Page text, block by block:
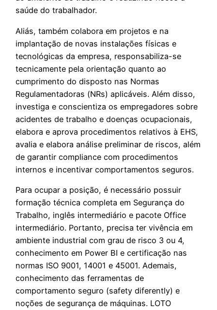
saúde do trabalhador.
Aliás, também colabora em projetos e na
implantação de novas instalações físicas e
tecnológicas da empresa, responsabiliza-se
tecnicamente pela orientação quanto ao
cumprimento do disposto nas Normas
Regulamentadoras (NRs) aplicáveis. Além disso,
investiga e conscientiza os empregadores sobre
acidentes de trabalho e doenças ocupacionais,
elabora e aprova procedimentos relativos à EHS,
avalia e elabora análise preliminar de riscos, além
de garantir compliance com procedimentos
internos e incentivar comportamentos seguros.
Para ocupar a posição, é necessário possuir
formação técnica completa em Segurança do
Trabalho, inglês intermediário e pacote Office
intermediário. Portanto, precisa ter vivência em
ambiente industrial com grau de risco 3 ou 4,
conhecimento em Power BI e certificação nas
normas ISO 9001, 14001 e 45001. Ademais,
conhecimento das ferramentas de
comportamento seguro (safety diferently) e
noções de segurança de máquinas. LOTO